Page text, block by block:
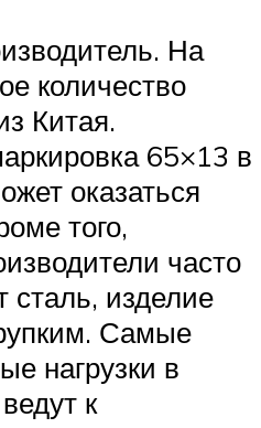
На
количество
Китая.
65×13 в
оказаться
того,
часто
сталь, изделие
Самые
нагрузки в
к